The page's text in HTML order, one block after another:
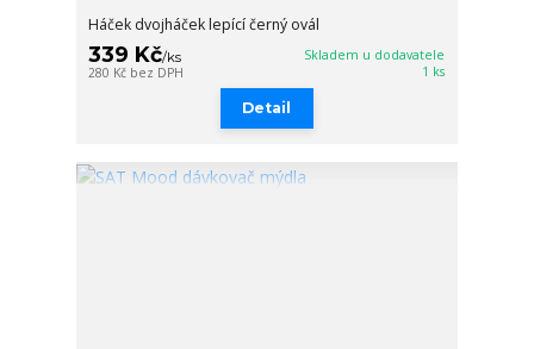
Háček dvojháček lepící černý ovál
339 Kč/ks
280 Kč bez DPH
Skladem u dodavatele
1 ks
Detail